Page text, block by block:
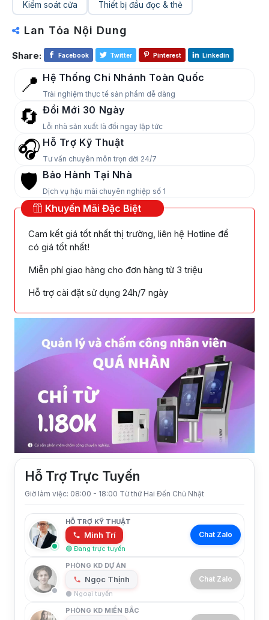
Kiểm soát cửa Thiết bị đầu đọc & thẻ
Lan Tỏa Nội Dung
Share: Facebook Twitter Pinterest Linkedin
📍 Hệ Thống Chi Nhánh Toàn Quốc
Trải nghiệm thực tế sản phẩm dễ dàng
🔄 Đổi Mới 30 Ngày
Lỗi nhà sản xuất là đổi ngay lập tức
🎧 Hỗ Trợ Kỹ Thuật
Tư vấn chuyên môn trọn đời 24/7
🛡️ Bảo Hành Tại Nhà
Dịch vụ hậu mãi chuyên nghiệp số 1
Khuyến Mãi Đặc Biệt
Cam kết giá tốt nhất thị trường, liên hệ Hotline để
có giá tốt nhất!
Miễn phí giao hàng cho đơn hàng từ 3 triệu
Hỗ trợ cài đặt sử dụng 24h/7 ngày
Hỗ Trợ Trực Tuyến
Giờ làm việc: 08:00 - 18:00 Từ thứ Hai Đến Chủ Nhật
HỖ TRỢ KỸ THUẬT
Minh Trí
🟢 Đang trực tuyến
Chat Zalo
PHÒNG KD DỰ ÁN
Ngọc Thịnh
⚫ Ngoại tuyến
Chat Zalo
PHÒNG KD MIỀN BẮC